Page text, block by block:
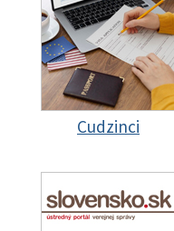
Cudzinci